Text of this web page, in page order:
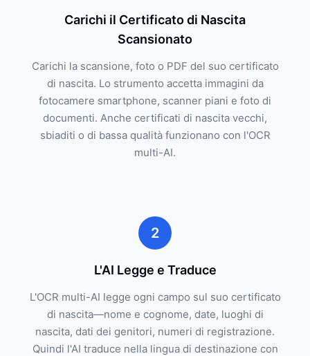
Carichi il Certificato di Nascita
Scansionato
Carichi la scansione, foto o PDF del suo certificato
di nascita. Lo strumento accetta immagini da
fotocamere smartphone, scanner piani e foto di
documenti. Anche certificati di nascita vecchi,
sbiaditi o di bassa qualità funzionano con l'OCR
multi-AI.
2
L'AI Legge e Traduce
L'OCR multi-AI legge ogni campo sul suo certificato
di nascita—nome e cognome, date, luoghi di
nascita, dati dei genitori, numeri di registrazione.
Quindi l'AI traduce nella lingua di destinazione con